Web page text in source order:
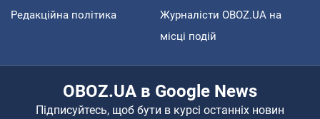
Редакційна політика
Журналісти OBOZ.UA на
місці подій
OBOZ.UA в Google News
Підписуйтесь, щоб бути в курсі останніх новин